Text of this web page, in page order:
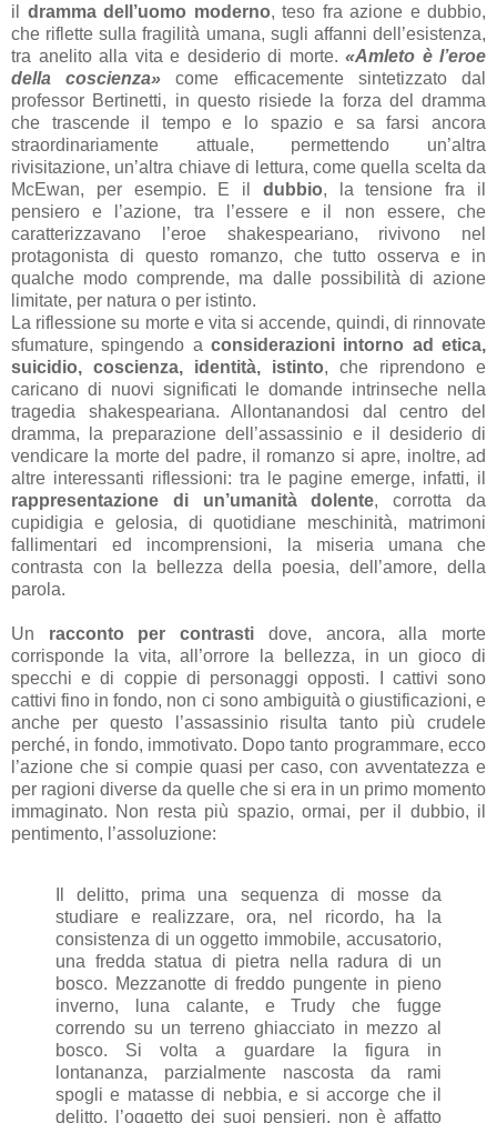
il dramma dell’uomo moderno, teso fra azione e dubbio,
che riflette sulla fragilità umana, sugli affanni dell’esistenza,
tra anelito alla vita e desiderio di morte. «Amleto è l’eroe
della coscienza» come efficacemente sintetizzato dal
professor Bertinetti, in questo risiede la forza del dramma
che trascende il tempo e lo spazio e sa farsi ancora
straordinariamente attuale, permettendo un’altra
rivisitazione, un’altra chiave di lettura, come quella scelta da
McEwan, per esempio. E il dubbio, la tensione fra il
pensiero e l’azione, tra l’essere e il non essere, che
caratterizzavano l’eroe shakespeariano, rivivono nel
protagonista di questo romanzo, che tutto osserva e in
qualche modo comprende, ma dalle possibilità di azione
limitate, per natura o per istinto.
La riflessione su morte e vita si accende, quindi, di rinnovate
sfumature, spingendo a considerazioni intorno ad etica,
suicidio, coscienza, identità, istinto, che riprendono e
caricano di nuovi significati le domande intrinseche nella
tragedia shakespeariana. Allontanandosi dal centro del
dramma, la preparazione dell’assassinio e il desiderio di
vendicare la morte del padre, il romanzo si apre, inoltre, ad
altre interessanti riflessioni: tra le pagine emerge, infatti, il
rappresentazione di un’umanità dolente, corrotta da
cupidigia e gelosia, di quotidiane meschinità, matrimoni
fallimentari ed incomprensioni, la miseria umana che
contrasta con la bellezza della poesia, dell’amore, della
parola.
Un racconto per contrasti dove, ancora, alla morte
corrisponde la vita, all’orrore la bellezza, in un gioco di
specchi e di coppie di personaggi opposti. I cattivi sono
cattivi fino in fondo, non ci sono ambiguità o giustificazioni, e
anche per questo l’assassinio risulta tanto più crudele
perché, in fondo, immotivato. Dopo tanto programmare, ecco
l’azione che si compie quasi per caso, con avventatezza e
per ragioni diverse da quelle che si era in un primo momento
immaginato. Non resta più spazio, ormai, per il dubbio, il
pentimento, l’assoluzione:
Il delitto, prima una sequenza di mosse da
studiare e realizzare, ora, nel ricordo, ha la
consistenza di un oggetto immobile, accusatorio,
una fredda statua di pietra nella radura di un
bosco. Mezzanotte di freddo pungente in pieno
inverno, luna calante, e Trudy che fugge
correndo su un terreno ghiacciato in mezzo al
bosco. Si volta a guardare la figura in
lontananza, parzialmente nascosta da rami
spogli e matasse di nebbia, e si accorge che il
delitto, l’oggetto dei suoi pensieri, non è affatto